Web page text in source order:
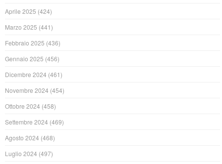
Aprile 2025 (424)
Marzo 2025 (441)
Febbraio 2025 (436)
Gennaio 2025 (456)
Dicembre 2024 (461)
Novembre 2024 (454)
Ottobre 2024 (458)
Settembre 2024 (469)
Agosto 2024 (468)
Luglio 2024 (497)